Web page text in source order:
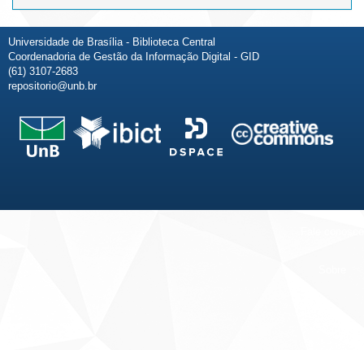
Universidade de Brasília - Biblioteca Central
Coordenadoria de Gestão da Informação Digital - GID
(61) 3107-2683
repositorio@unb.br